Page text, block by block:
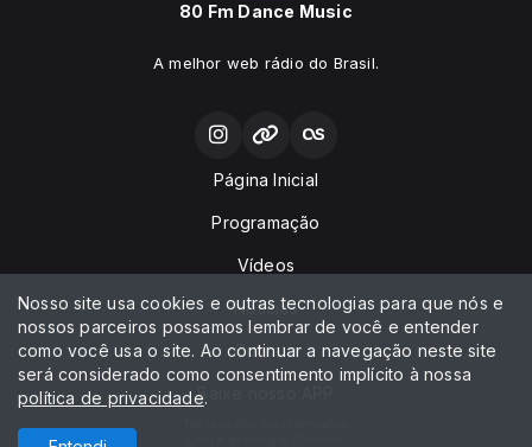
80 Fm Dance Music
A melhor web rádio do Brasil.
Página Inicial
Programação
Vídeos
Notícias
Contato
Baixe nosso APP
Nosso site usa cookies e outras tecnologias para que nós e
nossos parceiros possamos lembrar de você e entender
como você usa o site. Ao continuar a navegação neste site
será considerado como consentimento implícito à nossa
política de privacidade.